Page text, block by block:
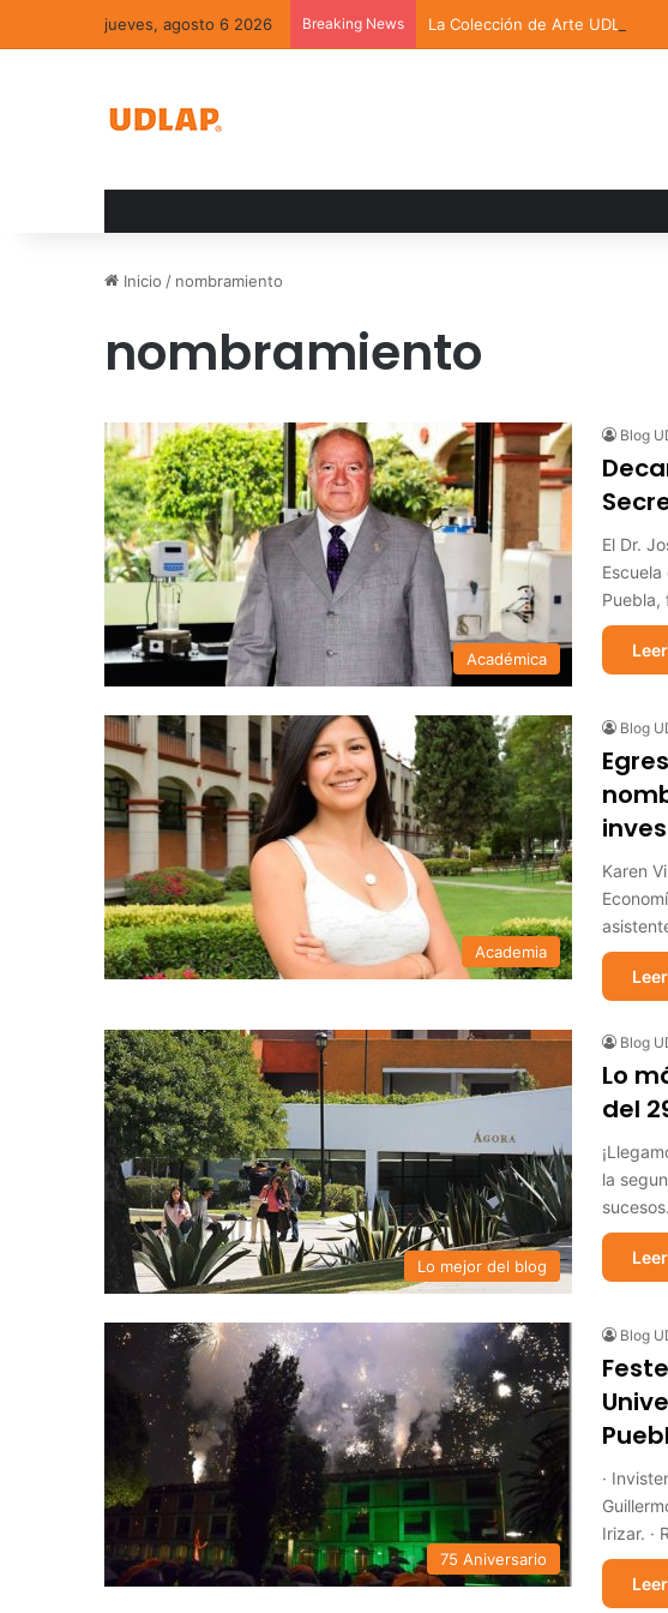
jueves, agosto 6 2026 Breaking News La Colección de Arte UDLAP
Inicio / nombramiento
nombramiento
Académica
Blog
El Dr.
Puebla,
Academia
Blog
Karen
Lo mejor del blog
Blog
Lo
del
la
75 Aniversario
Blog
·
Irizar. ·